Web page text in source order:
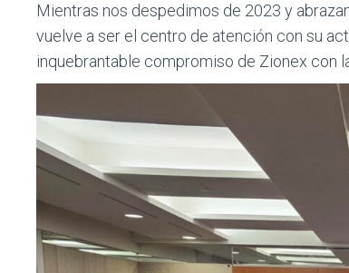
Mientras nos despedimos de 2023 y
vuelve a ser el centro de atención con su
inquebrantable compromiso de Zionex con